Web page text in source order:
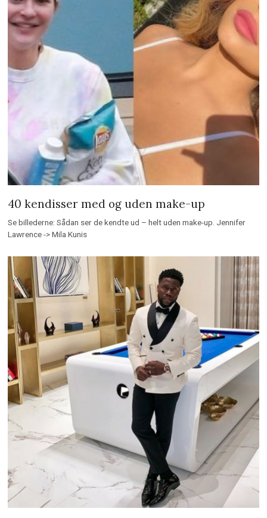
40 kendisser med og uden make-up
Se billederne: Sådan ser de kendte ud – helt uden make-up. Jennifer
Lawrence -> Mila Kunis